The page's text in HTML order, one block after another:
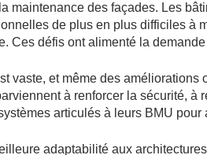
maintenance des façades. Les
de plus en plus difficiles
défis ont alimenté la
vaste, et même des
à renforcer la sécurité,
articulés à leurs BMU
adaptabilité aux